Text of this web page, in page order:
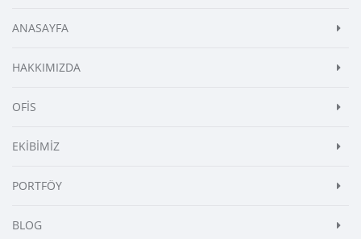
ANASAYFA
HAKKIMIZDA
OFİS
EKİBİMİZ
PORTFÖY
BLOG